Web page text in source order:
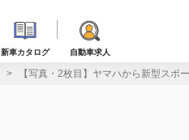
新車カタログ 自動車求人
【写真・2枚目】ヤマハから新型ス